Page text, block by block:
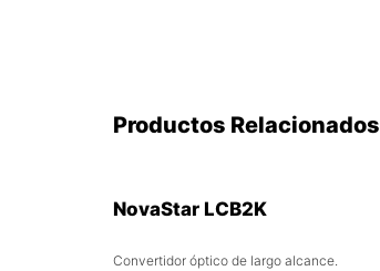
Productos Relacionados
NovaStar LCB2K
Convertidor óptico de largo alcance.